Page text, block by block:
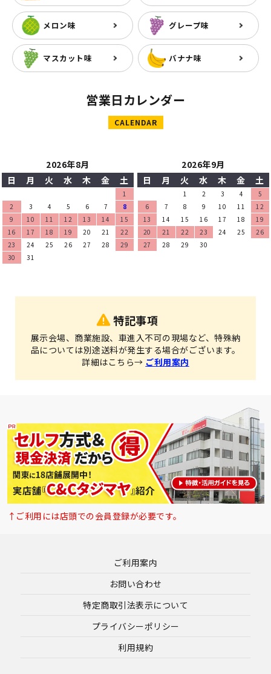
メロン味 グレープ味
マスカット味 バナナ味
営業日カレンダー
CALENDAR
2026年8月
日
月 火 水 木 金 土
1
2
3 4 5 6 7
8
9
10 11 12 13 14
15
16
17 18 19 20 21
22
23
24 25 26 27 28
29
30
31
2026年9月
日
月 火 水 木 金 土
1 2 3 4
5
6
7 8 9 10 11
12
13
14 15 16 17 18
19
20
21 22 23 24 25
26
27
28 29 30
特記事項
展示会場、商業施設、車進入不可の現場など、特殊納
品については別途送料が発生する場合がございます。
詳細はこちら→ ご利用案内
↑ご利用には店頭での会員登録が必要です。
ご利用案内
お問い合わせ
特定商取引法表示について
プライバシーポリシー
利用規約